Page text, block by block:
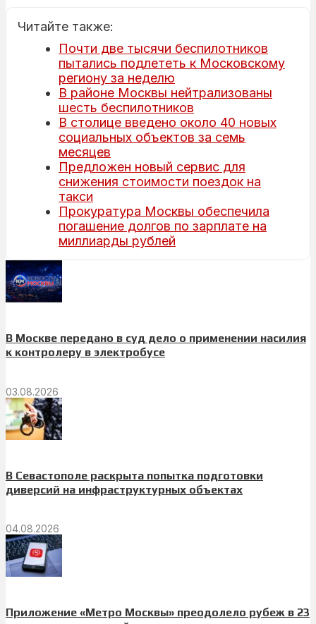
Читайте также:
Почти две тысячи беспилотников
пытались подлететь к Московскому
региону за неделю
В районе Москвы нейтрализованы
шесть беспилотников
В столице введено около 40 новых
социальных объектов за семь
месяцев
Предложен новый сервис для
снижения стоимости поездок на
такси
Прокуратура Москвы обеспечила
погашение долгов по зарплате на
миллиарды рублей
В Москве передано в суд дело о применении насилия
к контролеру в электробусе
03.08.2026
В Севастополе раскрыта попытка подготовки
диверсий на инфраструктурных объектах
04.08.2026
Приложение «Метро Москвы» преодолело рубеж в 23